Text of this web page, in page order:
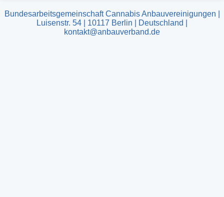
Bundesarbeitsgemeinschaft Cannabis Anbauvereinigungen |
Luisenstr. 54 | 10117 Berlin | Deutschland |
kontakt@anbauverband.de